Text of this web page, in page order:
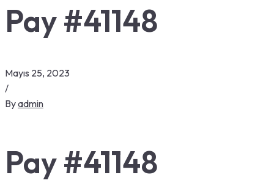
Pay #41148
Mayıs 25, 2023
/
Byadmin
Pay #41148